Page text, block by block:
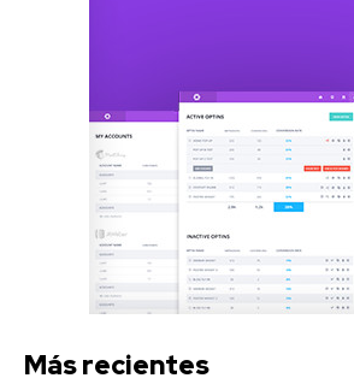
Más recientes